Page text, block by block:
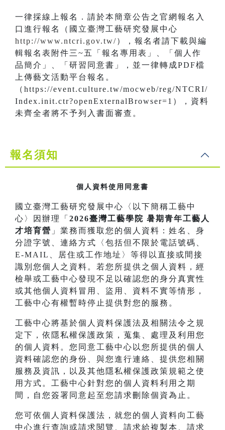
一律採線上報名．請於本簡章公告之官網報名入
口進行報名（國立臺灣工藝研究發展中心
http://www.ntcri.gov.tw/），報名者請下載與編
輯報名表附件三~五「報名專用表」、「個人作
品簡介」、「研習同意書」，並一律轉成PDF檔
上傳藝文活動平台報名。
（https://event.culture.tw/mocweb/reg/NTCRI/
Index.init.ctr?openExternalBrowser=1），資料
未齊全者將不予列入書面審查。
報名須知
個人資料使用同意書
國立臺灣工藝研究發展中心〈以下簡稱工藝中
心〉因辦理「 2026臺灣工藝學院 暑期青年工藝人
才培育營 」業務而獲取您的個人資料：姓名、身
分證字號、連絡方式〈包括但不限於電話號碼、
E-MAIL、居住或工作地址〉等得以直接或間接
識別您個人之資料。若您所提供之個人資料，經
檢舉或工藝中心發現不足以確認您的身分真實性
或其他個人資料冒用、盜用、資料不實等情形，
工藝中心有權暫時停止提供對您的服務。
工藝中心將基於個人資料保護法及相關法令之規
定下，依隱私權保護政策，蒐集、處理及利用您
的個人資料。您同意工藝中心以您所提供的個人
資料確認您的身份、與您進行連絡、提供您相關
服務及資訊，以及其他隱私權保護政策規範之使
用方式。工藝中心針對您的個人資料利用之期
間，自您簽署同意起至您請求刪除個資為止。
您可依個人資料保護法，就您的個人資料向工藝
中心進行查詢或請求閱覽、請求給複製本、請求